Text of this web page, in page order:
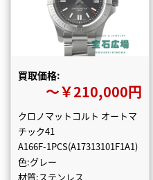
買取価格:
〜￥210,000円
クロノマットコルト オートマ
チック41
A166F-1PCS(A17313101F1A1)
色:グレー
材質:ステンレス